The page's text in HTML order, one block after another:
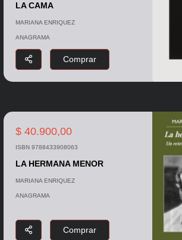
LA CAMA
MARIANA ENRIQUEZ
ANAGRAMA
Comprar
$ 40.900,00
ISBN 9788433908063
LA HERMANA MENOR
MARIANA ENRIQUEZ
ANAGRAMA
Comprar